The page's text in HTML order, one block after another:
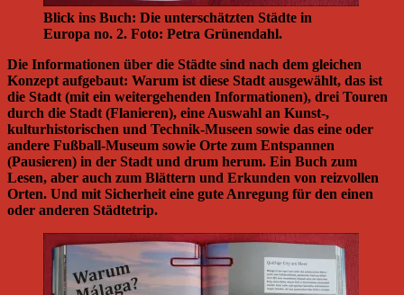
Blick ins Buch: Die unterschätzten Städte in
Europa no. 2. Foto: Petra Grünendahl.
Die Informationen über die Städte sind nach dem gleichen
Konzept aufgebaut: Warum ist diese Stadt ausgewählt, das ist
die Stadt (mit ein weitergehenden Informationen), drei Touren
durch die Stadt (Flanieren), eine Auswahl an Kunst-,
kulturhistorischen und Technik-Museen sowie das eine oder
andere Fußball-Museum sowie Orte zum Entspannen
(Pausieren) in der Stadt und drum herum. Ein Buch zum
Lesen, aber auch zum Blättern und Erkunden von reizvollen
Orten. Und mit Sicherheit eine gute Anregung für den einen
oder anderen Städtetrip.